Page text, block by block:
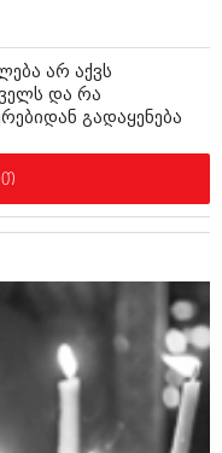
არ აქვს
და რა
გადაყენება